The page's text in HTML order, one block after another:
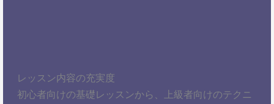
レッスン内容の充実度
初心者向けの基礎レッスンから、上級者向けのテクニ